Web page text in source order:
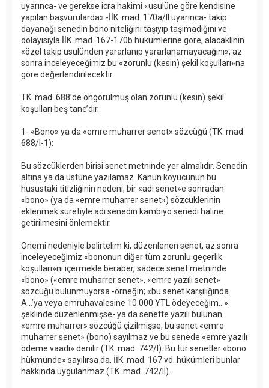
uyarınca- ve gerekse icra hakimi «usulüne göre kendisine
yapılan başvurularda» -İİK. mad. 170a/II uyarınca- takip
dayanağı senedin bono niteliğini taşıyıp taşımadığını ve
dolayısıyla İİK. mad. 167-170b hükümlerine göre, alacaklının
«özel takip usulünden yararlanıp yararlanamayacağını», az
sonra inceleyeceğimiz bu «zorunlu (kesin) şekil koşulları»na
göre değerlendirilecektir.
TK. mad. 688’de öngörülmüş olan zorunlu (kesin) şekil
koşulları beş tane’dir.
1- «Bono» ya da «emre muharrer senet» sözcüğü (TK. mad.
688/I-1):
Bu sözcüklerden birisi senet metninde yer almalıdır. Senedin
altına ya da üstüne yazılamaz. Kanun koyucunun bu
husustaki titizliğinin nedeni, bir «adi senet»e sonradan
«bono» (ya da «emre muharrer senet») sözcüklerinin
eklenmek suretiyle adi senedin kambiyo senedi haline
getirilmesini önlemektir.
Önemi nedeniyle belirtelim ki, düzenlenen senet, az sonra
inceleyeceğimiz «bononun diğer tüm zorunlu geçerlik
koşulları»nı içermekle beraber, sadece senet metninde
«bono» («emre muharrer senet», «emre yazılı senet»
sözcüğü bulunmuyorsa -örneğin; «bu senet karşılığında
A...’ya veya emruhavalesine 10.000 YTL ödeyeceğim...»
şeklinde düzenlenmişse- ya da senette yazılı bulunan
«emre muharrer» sözcüğü çizilmişse, bu senet «emre
muharrer senet» (bono) sayılmaz ve bu senede «emre yazılı
ödeme vaadi» denilir (TK. mad. 742/I). Bu tür senetler «bono
hükmünde» sayılırsa da, İİK. mad. 167 vd. hükümleri bunlar
hakkında uygulanmaz (TK. mad. 742/II).